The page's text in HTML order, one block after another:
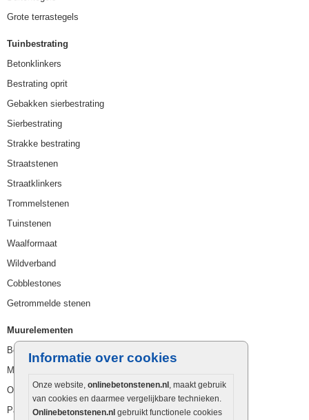
Informatie over cookies
Onze website, onlinebetonstenen.nl, maakt gebruik
van cookies en daarmee vergelijkbare technieken.
Onlinebetonstenen.nl gebruikt functionele cookies
Grote terrastegels
Tuinbestrating
Betonklinkers
Bestrating oprit
Gebakken sierbestrating
Sierbestrating
Strakke bestrating
Straatstenen
Straatklinkers
Trommelstenen
Tuinstenen
Waalformaat
Wildverband
Cobblestones
Getrommelde stenen
Muurelementen
Betonbielzen
Muurstenen
Opsluitbanden
Palissaden